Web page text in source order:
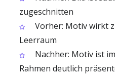
zugeschnitten
Vorher: Motiv wirkt
Leerraum
Nachher: Motiv ist
Rahmen deutlich